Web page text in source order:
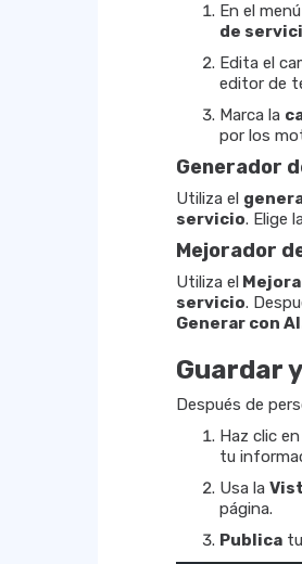
En el
de
Edita el
editor de
Marca la
por los
Generador
Utiliza el
servicio. Elige
Mejorador
Utiliza el
servicio.
Generar con
Guardar
Después de
Haz clic
tu
Usa la
página.
Publica